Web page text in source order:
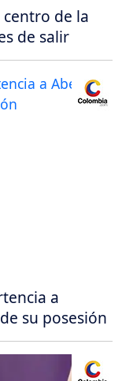
centro de la
de salir
a
su posesión